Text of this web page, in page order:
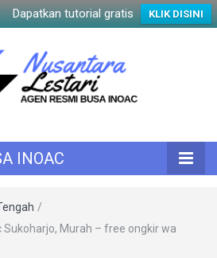
Dapatkan tutorial gratis KLIK DISINI
AGEN KASUR
BUSA INOAC
INOAC
/
Sukoharjo, Murah – free ongkir wa